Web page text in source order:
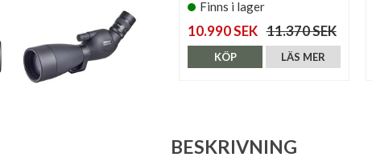
Finns i lager
10.990 SEK 11.370 SEK
LÄS MER
KÖP
BESKRIVNING